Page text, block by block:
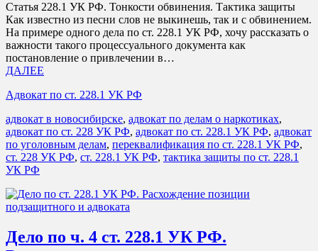
Статья 228.1 УК РФ. Тонкости обвинения. Тактика защиты
Как известно из песни слов не выкинешь, так и с обвинением.
На примере одного дела по ст. 228.1 УК РФ, хочу рассказать о
важности такого процессуального документа как
постановление о привлечении в…
ДАЛЕЕ
Адвокат по ст. 228.1 УК РФ
адвокат в новосибирске, адвокат по делам о наркотиках,
адвокат по ст. 228 УК РФ, адвокат по ст. 228.1 УК РФ, адвокат
по уголовным делам, переквалификация по ст. 228.1 УК РФ,
ст. 228 УК РФ, ст. 228.1 УК РФ, тактика защиты по ст. 228.1
УК РФ
Дело по ч. 4 ст. 228.1 УК РФ.